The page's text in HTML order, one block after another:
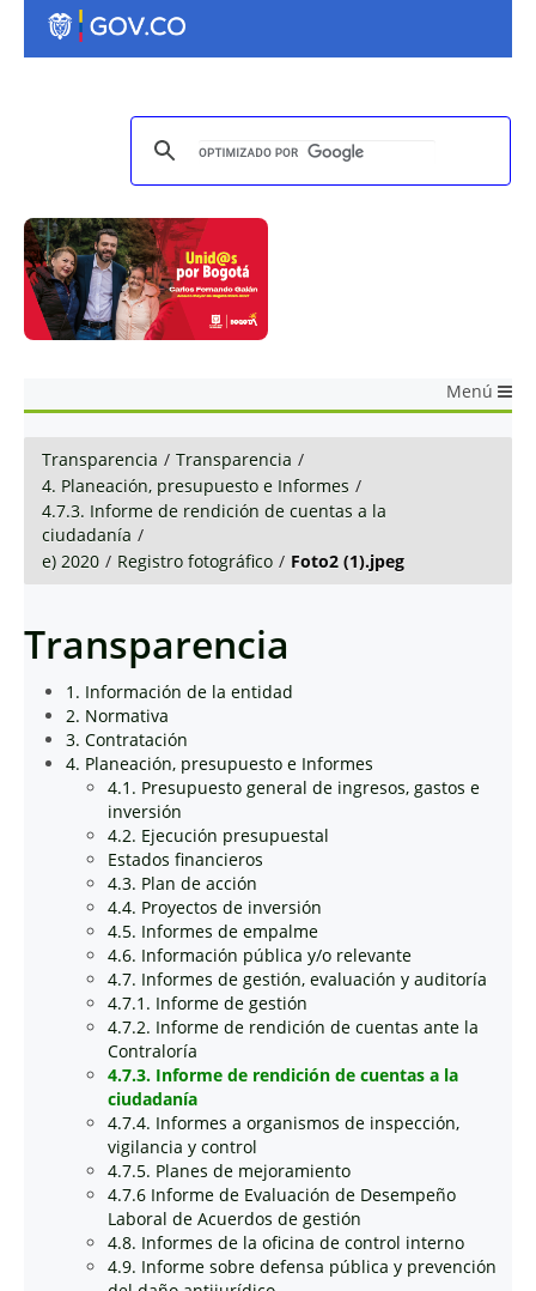
Menú
Transparencia / Transparencia /
4. Planeación, presupuesto e Informes /
4.7.3. Informe de rendición de cuentas a la
ciudadanía /
e) 2020 / Registro fotográfico / Foto2 (1).jpeg
Transparencia
1. Información de la entidad
2. Normativa
3. Contratación
4. Planeación, presupuesto e Informes
4.1. Presupuesto general de ingresos, gastos e
inversión
4.2. Ejecución presupuestal
Estados financieros
4.3. Plan de acción
4.4. Proyectos de inversión
4.5. Informes de empalme
4.6. Información pública y/o relevante
4.7. Informes de gestión, evaluación y auditoría
4.7.1. Informe de gestión
4.7.2. Informe de rendición de cuentas ante la
Contraloría
4.7.3. Informe de rendición de cuentas a la
ciudadanía
4.7.4. Informes a organismos de inspección,
vigilancia y control
4.7.5. Planes de mejoramiento
4.7.6 Informe de Evaluación de Desempeño
Laboral de Acuerdos de gestión
4.8. Informes de la oficina de control interno
4.9. Informe sobre defensa pública y prevención